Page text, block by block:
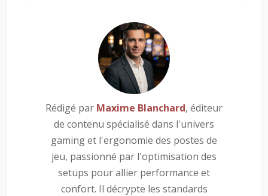
Rédigé par Maxime Blanchard, éditeur
de contenu spécialisé dans l'univers
gaming et l'ergonomie des postes de
jeu, passionné par l'optimisation des
setups pour allier performance et
confort. Il décrypte les standards